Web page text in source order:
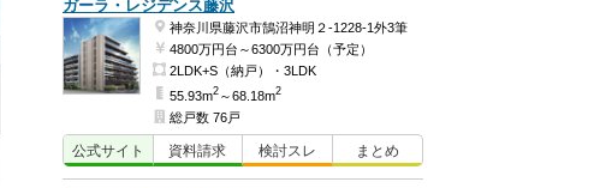
ガーラ・レジデンス藤沢
神奈川県藤沢市鵠沼神明２-1228-1外3筆
4800万円台～6300万円台（予定）
2LDK+S（納戸）・3LDK
55.93m2 ～68.18m2
総戸数 76戸
公式サイト 資料請求 検討スレ まとめ